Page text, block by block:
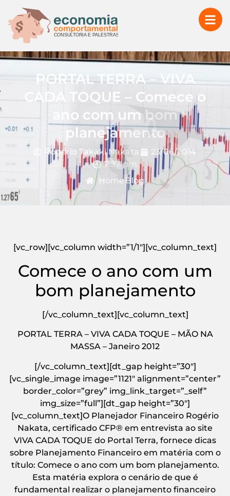
PORTAL TERRA – VIVA
CADA TOQUE – Comece o
ano com um bom
planejamento
Rogério Takaki Nakata
23/06/2014
7:37 pm
Home Blog
[vc_row][vc_column width=”1/1″][vc_column_text]
Comece o ano com um
bom planejamento
[/vc_column_text][vc_column_text]
PORTAL TERRA – VIVA CADA TOQUE – MÃO NA
MASSA – Janeiro 2012
[/vc_column_text][dt_gap height=”30″]
[vc_single_image image=”1121″ alignment=”center”
border_color=”grey” img_link_target=”_self”
img_size=”full”][dt_gap height=”30″]
[vc_column_text]O Planejador Financeiro Rogério
Nakata, certificado CFP® em entrevista ao site
VIVA CADA TOQUE do Portal Terra, fornece dicas
sobre Planejamento Financeiro em matéria com o
título: Comece o ano com um bom planejamento.
Esta matéria explora o cenário de que é
fundamental realizar o planejamento financeiro